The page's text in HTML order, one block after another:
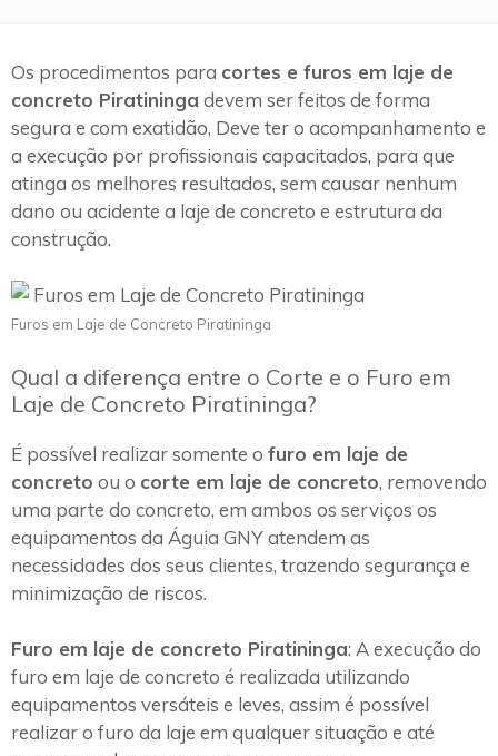
Os procedimentos para cortes e furos em laje de
concreto Piratininga devem ser feitos de forma
segura e com exatidão, Deve ter o acompanhamento e
a execução por profissionais capacitados, para que
atinga os melhores resultados, sem causar nenhum
dano ou acidente a laje de concreto e estrutura da
construção.
Furos em Laje de Concreto Piratininga
Qual a diferença entre o Corte e o Furo em
Laje de Concreto Piratininga?
É possível realizar somente o furo em laje de
concreto ou o corte em laje de concreto, removendo
uma parte do concreto, em ambos os serviços os
equipamentos da Águia GNY atendem as
necessidades dos seus clientes, trazendo segurança e
minimização de riscos.
Furo em laje de concreto Piratininga: A execução do
furo em laje de concreto é realizada utilizando
equipamentos versáteis e leves, assim é possível
realizar o furo da laje em qualquer situação e até